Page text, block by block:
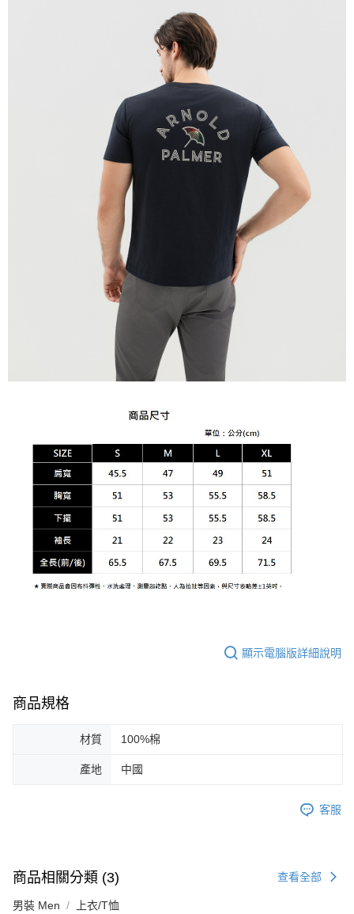
顯示電腦版詳細說明
商品規格
材質 100%棉
產地 中國
客服
商品相關分類 (3) 查看全部
男裝 Men 上衣/T恤